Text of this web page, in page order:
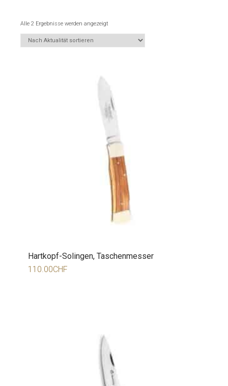
Alle 2 Ergebnisse werden angezeigt
Hartkopf-Solingen, Taschenmesser
110.00CHF